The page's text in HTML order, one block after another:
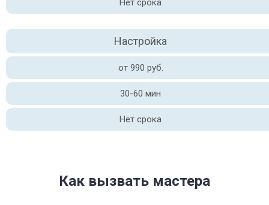
Нет срока
Настройка
от 990 руб.
30-60 мин
Нет срока
Как вызвать мастера